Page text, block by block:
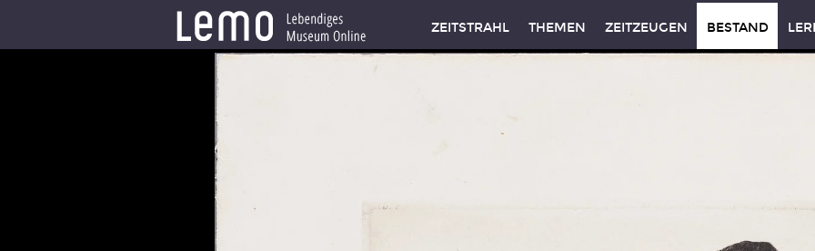
ZEITSTRAHL THEMEN ZEITZEUGEN BESTAND